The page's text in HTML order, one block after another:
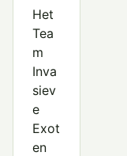
Het
Tea
m
Inva
siev
e
Exot
en